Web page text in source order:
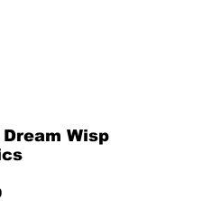
Wisp
Precio